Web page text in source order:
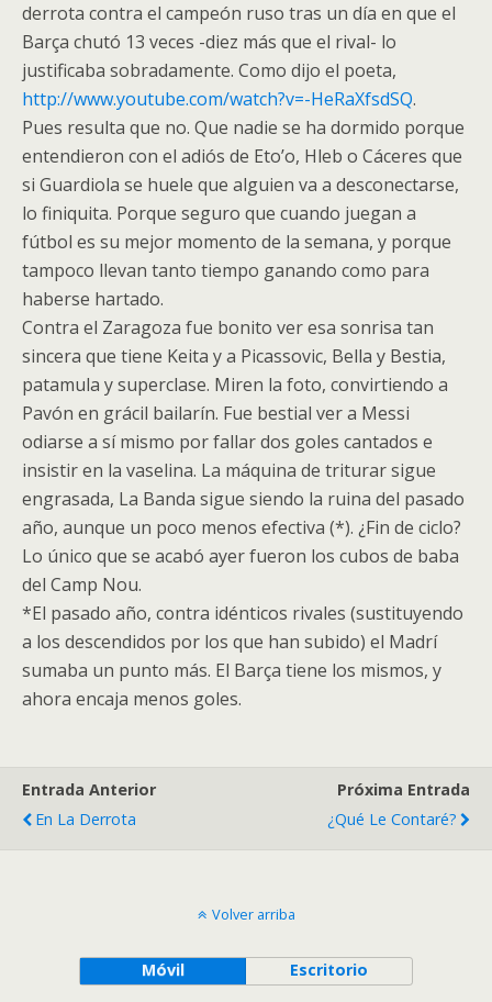
derrota contra el campeón ruso tras un día en que el
Barça chutó 13 veces -diez más que el rival- lo
justificaba sobradamente. Como dijo el poeta,
http://www.youtube.com/watch?v=-HeRaXfsdSQ.
Pues resulta que no. Que nadie se ha dormido porque
entendieron con el adiós de Eto’o, Hleb o Cáceres que
si Guardiola se huele que alguien va a desconectarse,
lo finiquita. Porque seguro que cuando juegan a
fútbol es su mejor momento de la semana, y porque
tampoco llevan tanto tiempo ganando como para
haberse hartado.
Contra el Zaragoza fue bonito ver esa sonrisa tan
sincera que tiene Keita y a Picassovic, Bella y Bestia,
patamula y superclase. Miren la foto, convirtiendo a
Pavón en grácil bailarín. Fue bestial ver a Messi
odiarse a sí mismo por fallar dos goles cantados e
insistir en la vaselina. La máquina de triturar sigue
engrasada, La Banda sigue siendo la ruina del pasado
año, aunque un poco menos efectiva (*). ¿Fin de ciclo?
Lo único que se acabó ayer fueron los cubos de baba
del Camp Nou.
*El pasado año, contra idénticos rivales (sustituyendo
a los descendidos por los que han subido) el Madrí
sumaba un punto más. El Barça tiene los mismos, y
ahora encaja menos goles.
Entrada Anterior
En La Derrota
Próxima Entrada
¿Qué Le Contaré?
Volver arriba
Móvil Escritorio